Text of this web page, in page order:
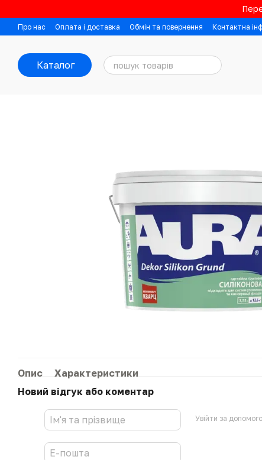
Про нас Оплата і доставка Обмін та повернення Контактна
Каталог
Опис
Характеристики
Новий відгук або коментар
Увійти за